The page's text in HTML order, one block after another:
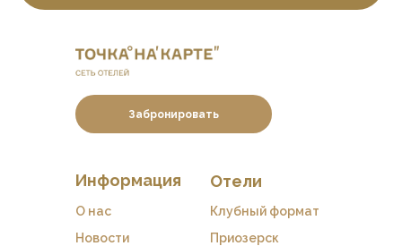
Забронировать
Отели
Информация
Новости
Клубный формат
Приозерск
О нас